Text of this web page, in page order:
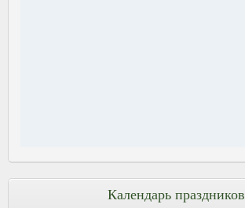
Календарь праздников